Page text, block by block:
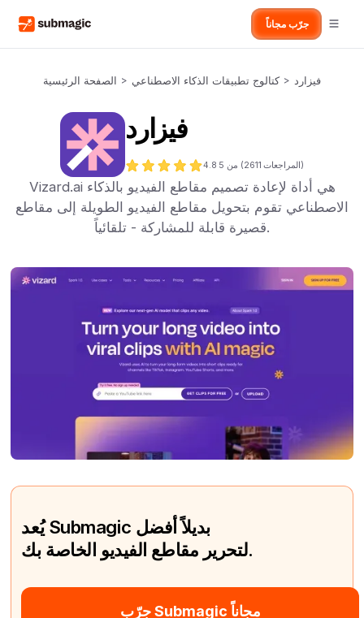
جرّب مجاناً
الصفحة الرئيسية > كتالوج تطبيقات الذكاء الاصطناعي > فيزارد
فيزارد
4.8 من 5 (2611 المراجعات)
Vizard.ai هي أداة لإعادة تصميم مقاطع الفيديو بالذكاء
الاصطناعي تقوم بتحويل مقاطع الفيديو الطويلة إلى مقاطع
قصيرة قابلة للمشاركة - تلقائياً.
يُعد Submagic بديلاً أفضل
لتحرير مقاطع الفيديو الخاصة بك.
جرّب Submagic مجاناً